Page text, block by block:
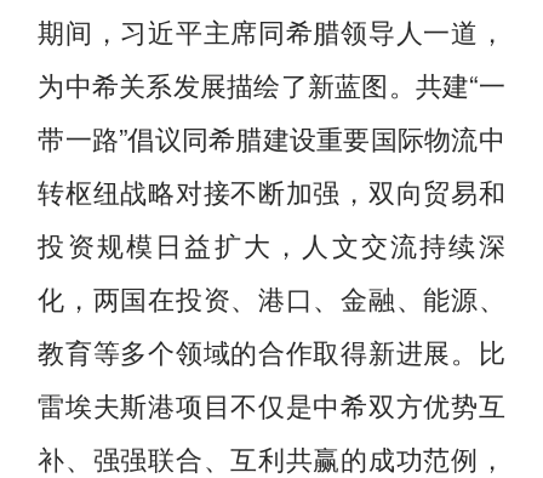
期间，习近平主席同希腊领导人一道，
为中希关系发展描绘了新蓝图。共建“一
带一路”倡议同希腊建设重要国际物流中
转枢纽战略对接不断加强，双向贸易和
投资规模日益扩大，人文交流持续深
化，两国在投资、港口、金融、能源、
教育等多个领域的合作取得新进展。比
雷埃夫斯港项目不仅是中希双方优势互
补、强强联合、互利共赢的成功范例，